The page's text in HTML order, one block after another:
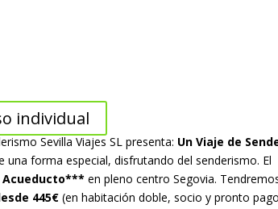
individual
Sevilla Viajes SL presenta: Un Viaje de
una forma especial, disfrutando del senderismo. El
Acueducto*** en pleno centro Segovia.
445€ (en habitación doble, socio y pronto